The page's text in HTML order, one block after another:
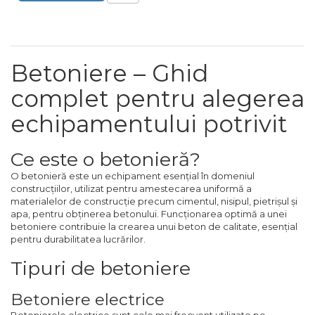
Cric Hidraulic
Set / trusa chei tubulare
Chei Tubulare
Multimetru Digital
Bara Tractare Auto
Canistre benzina
(combustibil)
Presa Hidraulica Tinichigerie
Set Pentru Demontat Piulite
& Suruburi
Extractor Rulmenti
Cabluri
Betoniere – Ghid
complet pentru alegerea
echipamentului potrivit
Ce este o betonieră?
O betonieră este un echipament esențial în domeniul
construcțiilor, utilizat pentru amestecarea uniformă a
materialelor de construcție precum cimentul, nisipul, pietrișul și
apa, pentru obținerea betonului. Funcționarea optimă a unei
betoniere contribuie la crearea unui beton de calitate, esențial
pentru durabilitatea lucrărilor.
Tipuri de betoniere
Betoniere electrice